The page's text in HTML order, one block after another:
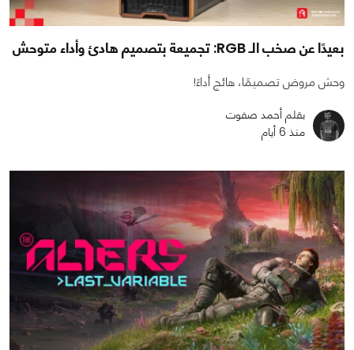
بعيدًا عن صخب الـ RGB: تجميعة بتصميم هادئ وأداء متوحش
وحش مروض تصميمًا، هائج أداءً!
بقلم أحمد صفوت
منذ 6 أيام